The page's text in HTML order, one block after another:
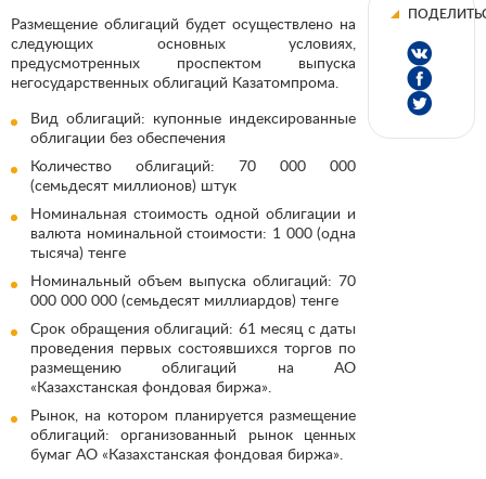
Размещение облигаций будет осуществлено на
следующих основных условиях,
предусмотренных проспектом выпуска
негосударственных облигаций Казатомпрома.
Вид облигаций: купонные индексированные
облигации без обеспечения
Количество облигаций: 70 000 000
(семьдесят миллионов) штук
Номинальная стоимость одной облигации и
валюта номинальной стоимости: 1 000 (одна
тысяча) тенге
Номинальный объем выпуска облигаций: 70
000 000 000 (семьдесят миллиардов) тенге
Срок обращения облигаций: 61 месяц с даты
проведения первых состоявшихся торгов по
размещению облигаций на АО
«Казахстанская фондовая биржа».
Рынок, на котором планируется размещение
облигаций: организованный рынок ценных
бумаг АО «Казахстанская фондовая биржа».